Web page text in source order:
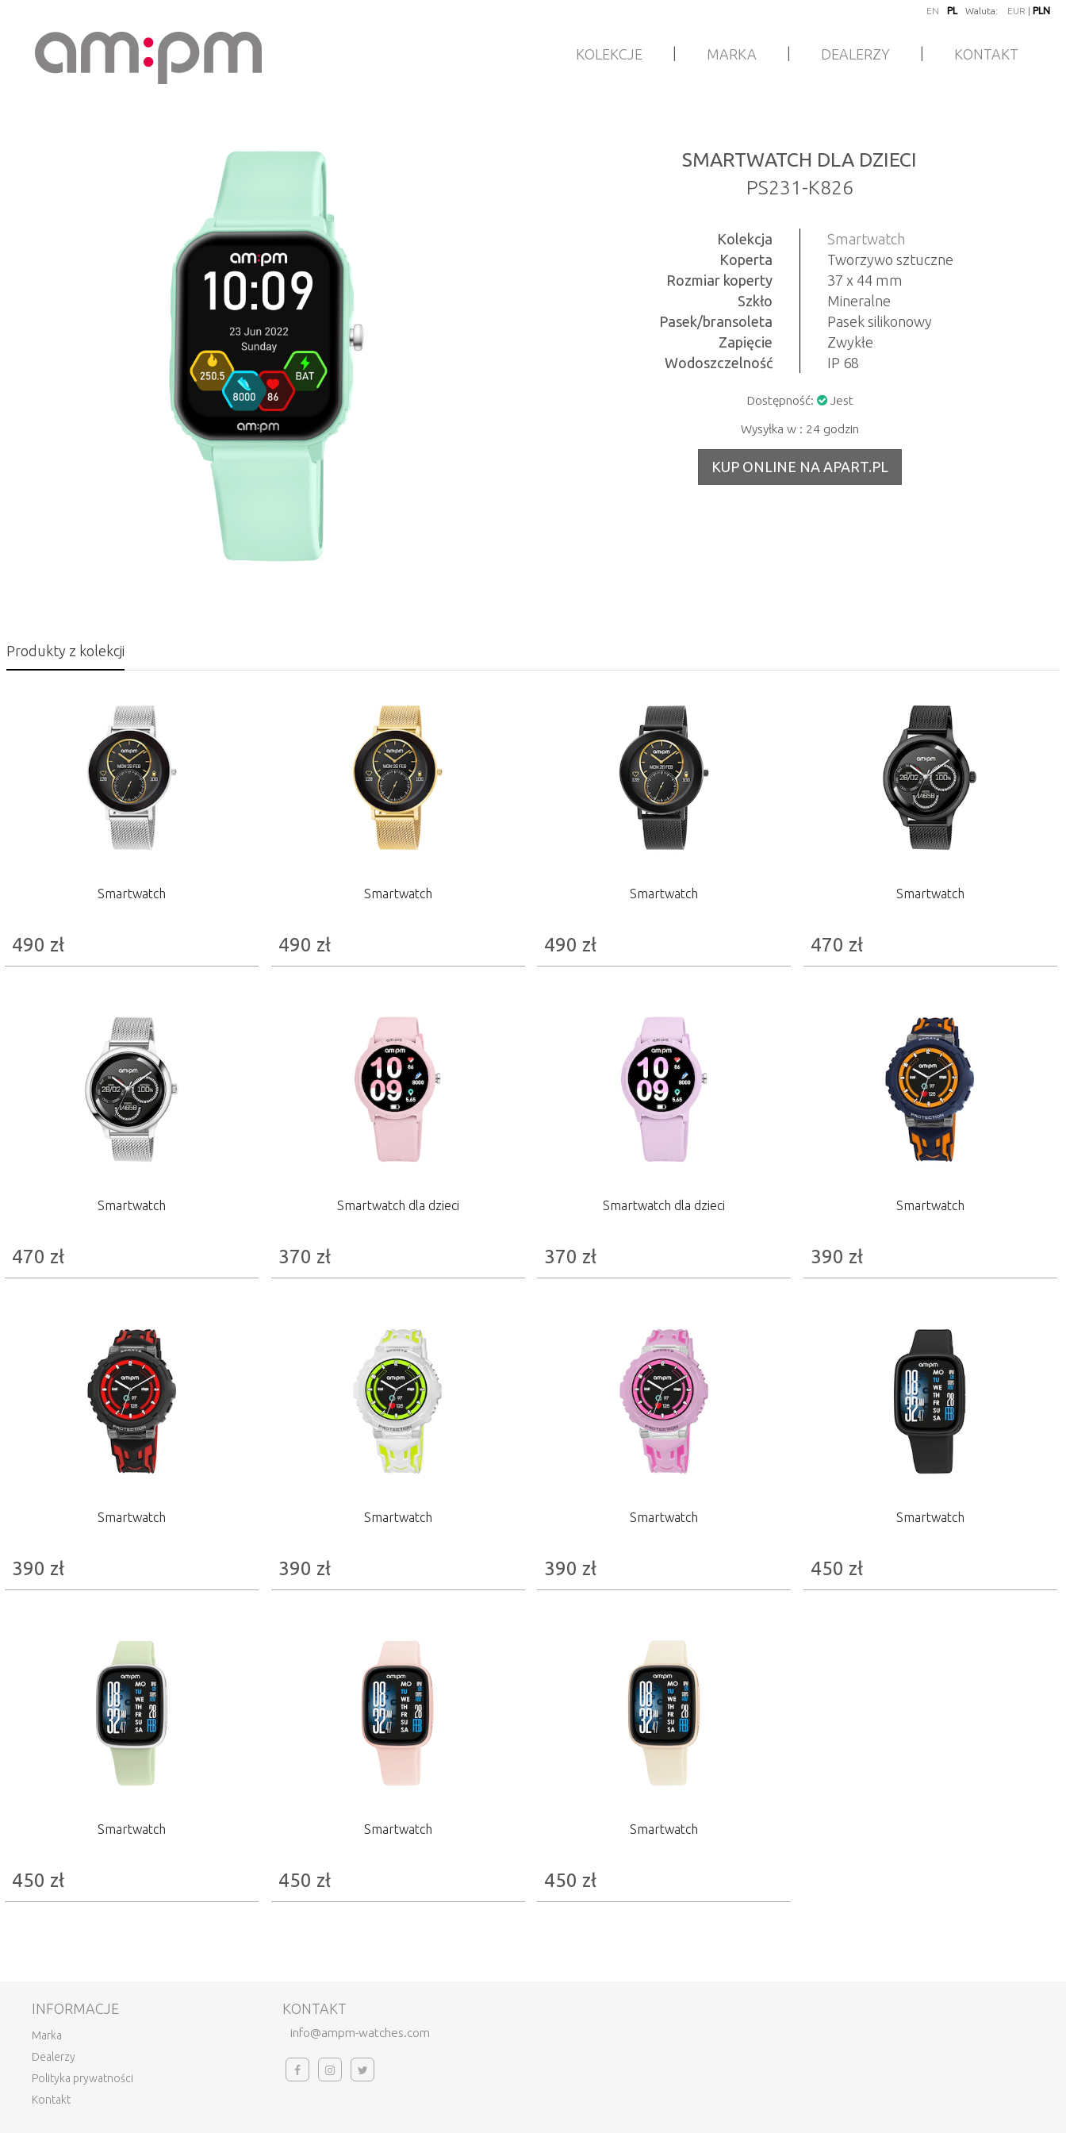
EN PL Waluta: EUR | PLN
KOLEKCJE MARKA DEALERZY KONTAKT
SMARTWATCH DLA DZIECI
PS231-K826
Kolekcja
Smartwatch
Koperta
Tworzywo sztuczne
Rozmiar koperty
37 x 44 mm
Szkło
Mineralne
Pasek/bransoleta
Pasek silikonowy
Zapięcie
Zwykłe
Wodoszczelność
IP 68
Dostępność: Jest
Wysyłka w : 24 godzin
KUP ONLINE NA APART.PL
Produkty z kolekcji
Smartwatch
490 zł
Smartwatch
490 zł
Smartwatch
490 zł
Smartwatch
470 zł
Smartwatch
470 zł
Smartwatch dla dzieci
370 zł
Smartwatch dla dzieci
370 zł
Smartwatch
390 zł
Smartwatch
390 zł
Smartwatch
390 zł
Smartwatch
390 zł
Smartwatch
450 zł
Smartwatch
450 zł
Smartwatch
450 zł
Smartwatch
450 zł
INFORMACJE
Marka
Dealerzy
Polityka prywatności
Kontakt
KONTAKT
info@ampm-watches.com